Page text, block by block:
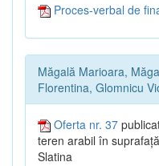
Proces-verbal de
Măgală Marioara,
Florentina, Glomnicu
Oferta nr. 37
teren arabil în
Slatina